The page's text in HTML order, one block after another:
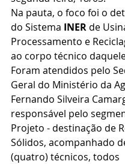
Na pauta, o foco foi o
do Sistema INER de
Processamento e
ao corpo técnico
Foram atendidos pelo
Geral do Ministério da
Fernando Silveira
responsável pelo
Projeto - destinação de
Sólidos, acompanhado
(quatro) técnicos, todos